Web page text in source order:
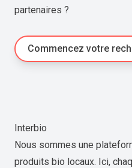
partenaires ?
Commencez votre
Interbio
Nous sommes une
produits bio locaux. Ici,